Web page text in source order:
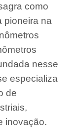
como
pioneira na
nesse
especializa
de
inovação.